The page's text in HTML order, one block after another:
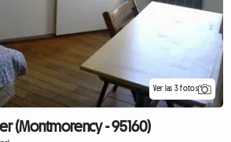
Ver las 3 fotos
(Montmorency - 95160)